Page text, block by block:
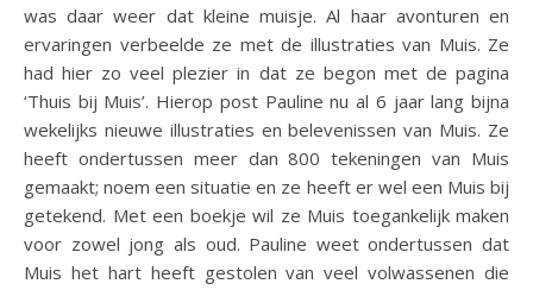
was daar weer dat kleine muisje. Al haar avonturen en
ervaringen verbeelde ze met de illustraties van Muis. Ze
had hier zo veel plezier in dat ze begon met de pagina
‘Thuis bij Muis’. Hierop post Pauline nu al 6 jaar lang bijna
wekelijks nieuwe illustraties en belevenissen van Muis. Ze
heeft ondertussen meer dan 800 tekeningen van Muis
gemaakt; noem een situatie en ze heeft er wel een Muis bij
getekend. Met een boekje wil ze Muis toegankelijk maken
voor zowel jong als oud. Pauline weet ondertussen dat
Muis het hart heeft gestolen van veel volwassenen die